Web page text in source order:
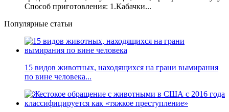
Способ приготовления: 1.Кабачки...
Популярные статьи
15 видов животных, находящихся на грани вымирания
по вине человека...